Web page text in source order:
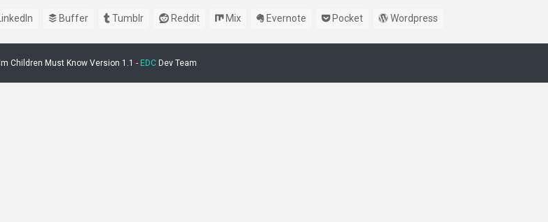
LinkedIn Buffer Tumblr Reddit Mix Evernote Pocket Wordpress
Children Must Know Version 1.1 - EDC Dev Team